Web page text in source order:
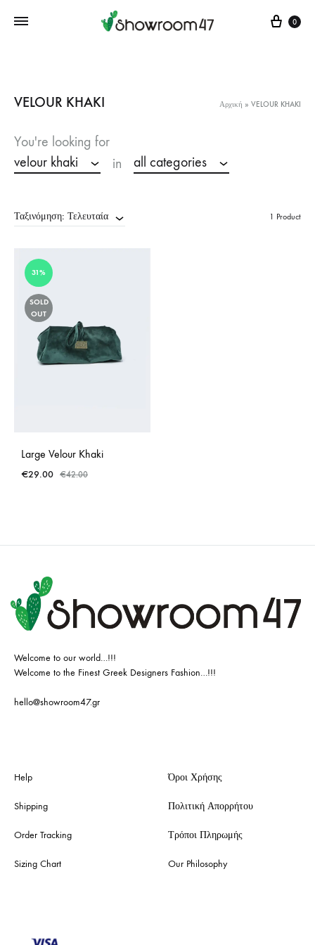
Cart
0
VELOUR KHAKI Αρχική » VELOUR KHAKI
You're looking for
velour khaki
in all categories
Ταξινόμηση: Τελευταία 1 Product
31%
SOLD
OUT
Large Velour Khaki
€29.00 €42.00
Welcome to our world…!!!
Welcome to the Finest Greek Designers Fashion…!!!
hello@showroom47.gr
Help
Shipping
Order Tracking
Sizing Chart
Όροι Χρήσης
Πολιτική Απορρήτου
Τρόποι Πληρωμής
Our Philosophy